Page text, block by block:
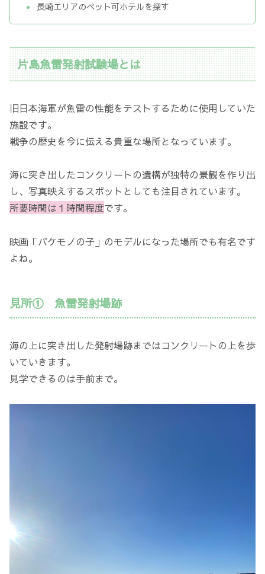
長崎エリアのペット可ホテルを探す
片島魚雷発射試験場とは
旧日本海軍が魚雷の性能をテストするために使用していた
施設です。
戦争の歴史を今に伝える貴重な場所となっています。
海に突き出したコンクリートの遺構が独特の景観を作り出
し、写真映えするスポットとしても注目されています。
所要時間は１時間程度です。
映画「バケモノの子」のモデルになった場所でも有名です
よね。
見所① 魚雷発射場跡
海の上に突き出した発射場跡まではコンクリートの上を歩
いていきます。
見学できるのは手前まで。